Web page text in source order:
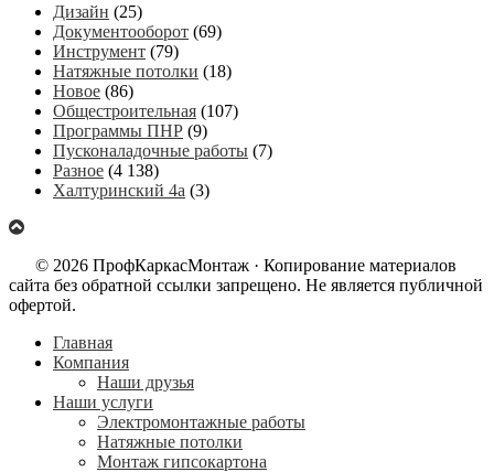
Дизайн (25)
Документооборот (69)
Инструмент (79)
Натяжные потолки (18)
Новое (86)
Общестроительная (107)
Программы ПНР (9)
Пусконаладочные работы (7)
Разное (4 138)
Халтуринский 4а (3)
© 2026 ПрофКаркасМонтаж · Копирование материалов
сайта без обратной ссылки запрещено. Не является публичной
офертой.
Главная
Компания
Наши друзья
Наши услуги
Электромонтажные работы
Натяжные потолки
Монтаж гипсокартона